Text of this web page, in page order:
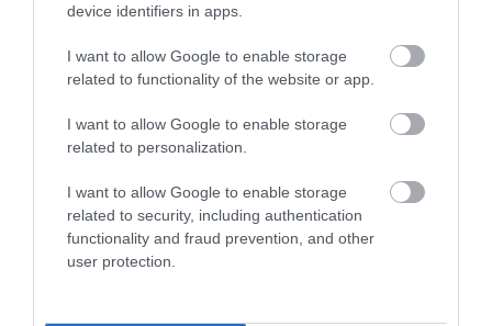
device identifiers in apps.
I want to allow Google to enable storage
related to functionality of the website or app.
I want to allow Google to enable storage
related to personalization.
I want to allow Google to enable storage
related to security, including authentication
functionality and fraud prevention, and other
user protection.
Η Μονάδα Ημερήσιας Νοσηλείας (Μ.Η.Ν)
δραστηριοποιείται σε ένα ευρύ πεδίο
διαγνωστικών, θεραπευτικών,
ερευνητικών και εκπαιδευτικών υπηρεσιών.